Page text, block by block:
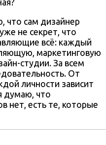
что сам дизайнер
не секрет, что
всё: каждый
маркетинговую
студии. За всем
От
личности зависит
думаю, что
нет, есть те, которые